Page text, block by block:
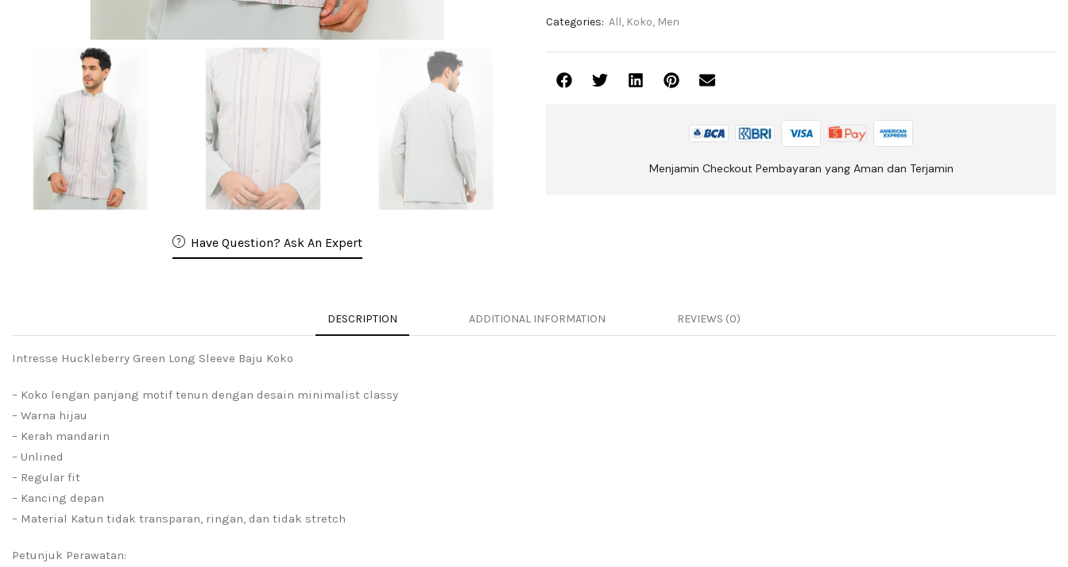
Have Question? Ask An Expert
Categories: All, Koko, Men
Menjamin Checkout Pembayaran yang Aman dan Terjamin
DESCRIPTION ADDITIONAL INFORMATION REVIEWS (0)
Intresse Huckleberry Green Long Sleeve Baju Koko
– Koko lengan panjang motif tenun dengan desain minimalist classy
– Warna hijau
– Kerah mandarin
– Unlined
– Regular fit
– Kancing depan
– Material Katun tidak transparan, ringan, dan tidak stretch
Petunjuk Perawatan: